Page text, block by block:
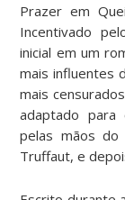
Prazer em
Incentivado
inicial em um
mais influentes
mais
adaptado para
pelas mãos do
Truffaut, e